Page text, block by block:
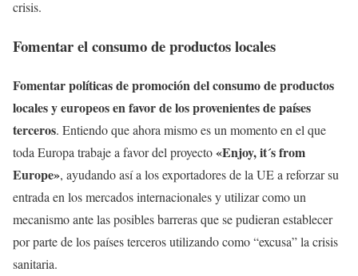
crisis.
Fomentar el consumo de productos locales
Fomentar políticas de promoción del consumo de productos
locales y europeos en favor de los provenientes de países
terceros. Entiendo que ahora mismo es un momento en el que
toda Europa trabaje a favor del proyecto«Enjoy, it´s from
Europe», ayudando así a los exportadores de la UE a reforzar su
entrada en los mercados internacionales y utilizar como un
mecanismo ante las posibles barreras que se pudieran establecer
por parte de los países terceros utilizando como “excusa” la crisis
sanitaria.